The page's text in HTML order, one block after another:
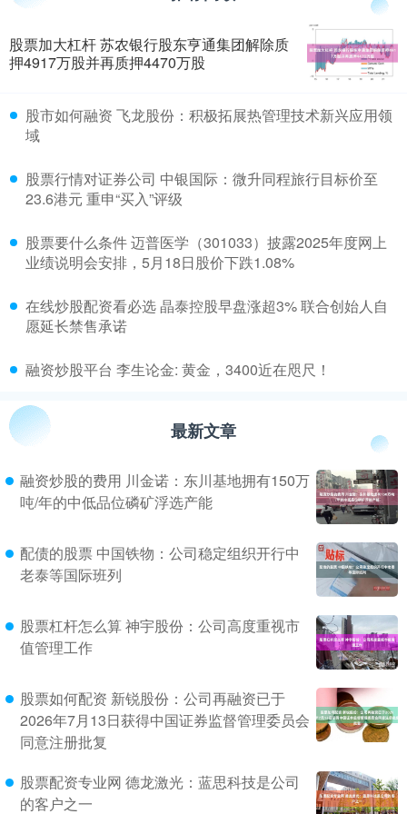
股票加大杠杆 苏农银行股东亨通集团解除质
押4917万股并再质押4470万股
​股市如何融资 飞龙股份：积极拓展热管理技术新兴应用领
域
​股票行情对证券公司 中银国际：微升同程旅行目标价至
23.6港元 重申“买入”评级
​股票要什么条件 迈普医学（301033）披露2025年度网上
业绩说明会安排，5月18日股价下跌1.08%
​在线炒股配资看必选 晶泰控股早盘涨超3% 联合创始人自
愿延长禁售承诺
​融资炒股平台 李生论金: 黄金，3400近在咫尺！
最新文章
融资炒股的费用 川金诺：东川基地拥有150万
吨/年的中低品位磷矿浮选产能
配债的股票 中国铁物：公司稳定组织开行中
老泰等国际班列
股票杠杆怎么算 神宇股份：公司高度重视市
值管理工作
股票如何配资 新锐股份：公司再融资已于
2026年7月13日获得中国证券监督管理委员会
同意注册批复
股票配资专业网 德龙激光：蓝思科技是公司
的客户之一